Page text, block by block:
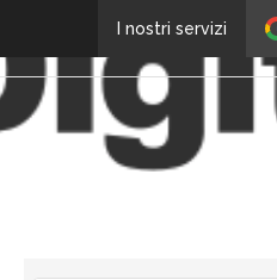
I nostri servizi